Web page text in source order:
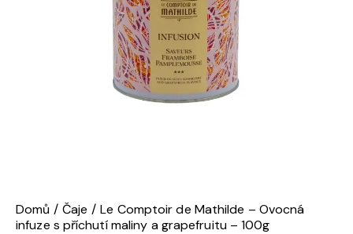
Domů Čaje
Le Comptoir de Mathilde – Ovocná
infuze s příchutí maliny a grapefruitu – 100g